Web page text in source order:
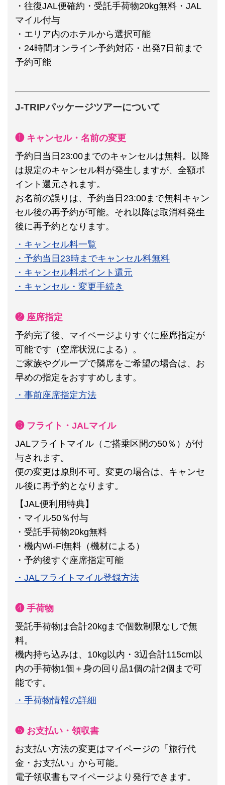
・往復JAL便確約・受託手荷物20kg無料・JAL
マイル付与
・エリア内のホテルから選択可能
・24時間オンライン予約対応・出発7日前まで
予約可能
J-TRIPパッケージツアーについて
❶ キャンセル・名前の変更
予約日当日23:00までのキャンセルは無料。以降
は規定のキャンセル料が発生しますが、全額ポ
イント還元されます。
お名前の誤りは、予約当日23:00まで無料キャン
セル後の再予約が可能。それ以降は取消料発生
後に再予約となります。
・キャンセル料一覧
・予約当日23時までキャンセル料無料
・キャンセル料ポイント還元
・キャンセル・変更手続き
❷ 座席指定
予約完了後、マイページよりすぐに座席指定が
可能です（空席状況による）。
ご家族やグループで隣席をご希望の場合は、お
早めの指定をおすすめします。
・事前座席指定方法
❸ フライト・JALマイル
JALフライトマイル（ご搭乗区間の50％）が付
与されます。
便の変更は原則不可。 変更の場合は、キャンセ
ル後に再予約となります。
【JAL便利用特典】
・マイル50％付与
・受託手荷物20kg無料
・機内Wi-Fi無料（機材による）
・予約後すぐ座席指定可能
・JALフライトマイル登録方法
❹ 手荷物
受託手荷物は合計20kgまで個数制限なしで無
料。
機内持ち込みは、10kg以内・3辺合計115cm以
内の手荷物1個＋身の回り品1個の計2個まで可
能です。
・手荷物情報の詳細
❺ お支払い・領収書
お支払い方法の変更はマイページの「旅行代
金・お支払い」から可能。
電子領収書もマイページより発行できます。